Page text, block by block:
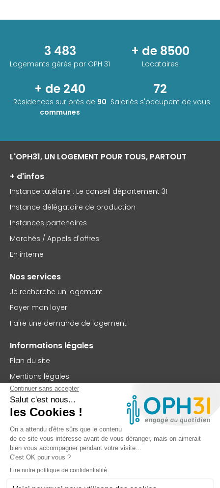
3 483
Logements gérés par OPH 31
+ de 8500
Locataires
+ de 240
Résidences sur près de 90
communes
72
Salariés s'occupent de vous
L'OPH31, UN LOGEMENT POUR TOUS, PARTOUT
+ d'infos
Instance tutélaire : Le conseil département 31
Instance délégataire de production
Instances partenaires
Marchés / Appels d'offres
En interne
Nos services
Je recherche un logement
Payer mon loyer
Faire une demande de logement
Informations légales
Plan du site
Mentions légales
Politique de confidentialité
Accessibilité : partiellement conforme
Nous contacter
OPH31
75 rue Saint-Jean
BP 63102